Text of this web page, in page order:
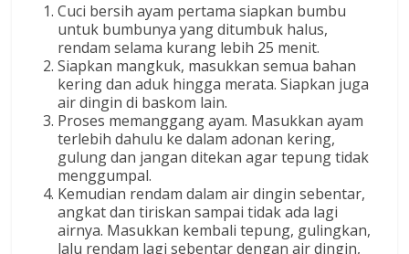
Cuci bersih ayam pertama siapkan bumbu
untuk bumbunya yang ditumbuk halus,
rendam selama kurang lebih 25 menit.
Siapkan mangkuk, masukkan semua bahan
kering dan aduk hingga merata. Siapkan juga
air dingin di baskom lain.
Proses memanggang ayam. Masukkan ayam
terlebih dahulu ke dalam adonan kering,
gulung dan jangan ditekan agar tepung tidak
menggumpal.
Kemudian rendam dalam air dingin sebentar,
angkat dan tiriskan sampai tidak ada lagi
airnya. Masukkan kembali tepung, gulingkan,
lalu rendam lagi sebentar dengan air dingin,